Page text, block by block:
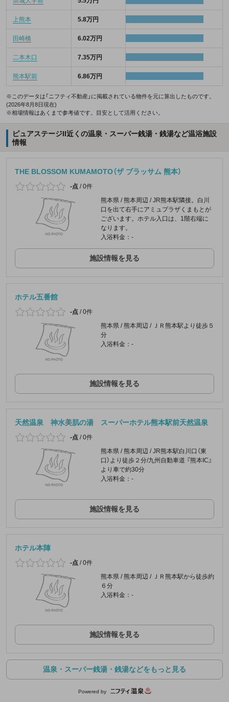
上熊本 5.8万円
田崎橋 6.02万円
二本木口 7.35万円
熊本駅前 6.86万円
※このデータは「ニフティ不動産」に掲載されている物件を元に算出したものです。
(2026年8月8日現在)
※相場情報はあくまで参考値です。目安として活用ください。
ピュアステージII近くの温泉・スーパー銭湯・銭湯など温浴施設
情報
THE BLOSSOM KUMAMOTO（ザ ブラッサム 熊本）
-点 /0件
熊本県 / 熊本周辺 / JR熊本駅隣接。白川
口を出て右手にアミュプラザくまもとが
ございます。ホテル入口は、1階右端に
なります。
入浴料金：-
施設情報を見る
ホテル五番館
-点 /0件
熊本県 / 熊本周辺 / ＪＲ熊本駅より徒歩５
分
入浴料金：-
施設情報を見る
天然温泉 神水美肌の湯 スーパーホテル熊本駅前天然温泉
-点 /0件
熊本県 / 熊本周辺 / JR熊本駅白川口（東
口）より徒歩２分/九州自動車道 『熊本IC』
より車で約30分
入浴料金：-
施設情報を見る
ホテル本陣
-点 /0件
熊本県 / 熊本周辺 / ＪＲ熊本駅から徒歩約
６分
入浴料金：-
施設情報を見る
温泉・スーパー銭湯・銭湯などをもっと見る
Powered by